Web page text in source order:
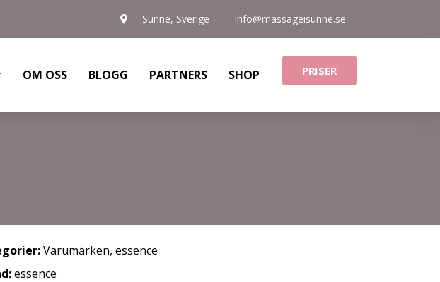
Sunne, Sverige info@massageisunne.se
OM OSS BLOGG PARTNERS SHOP PRISER
Varumärken, essence
essence